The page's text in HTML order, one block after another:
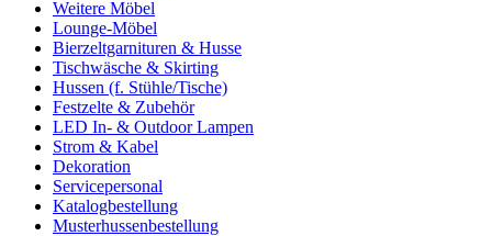
Weitere Möbel
Lounge-Möbel
Bierzeltgarnituren & Husse
Tischwäsche & Skirting
Hussen (f. Stühle/Tische)
Festzelte & Zubehör
LED In- & Outdoor Lampen
Strom & Kabel
Dekoration
Servicepersonal
Katalogbestellung
Musterhussenbestellung